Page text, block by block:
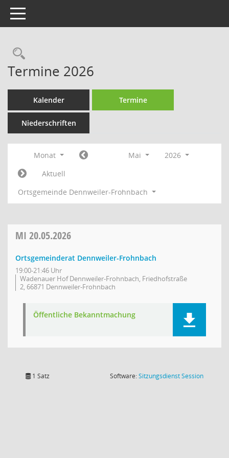
Toggle navigation
Rechercheauswahl
Termine 2026
Kalender Termine
Niederschriften
Monat Mai
2026
Aktuell
Ortsgemeinde Dennweiler-Frohnbach
MI 20.05.2026
Ortsgemeinderat Dennweiler-Frohnbach
19:00-21:46 Uhr
Wadenauer Hof Dennweiler-Frohnbach, Friedhofstraße
2, 66871 Dennweiler-Frohnbach
Öffentliche Bekanntmachung
1 Satz Software:SitzungsdienstSession(Wird in